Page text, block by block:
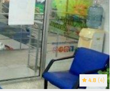
4.8 (4)